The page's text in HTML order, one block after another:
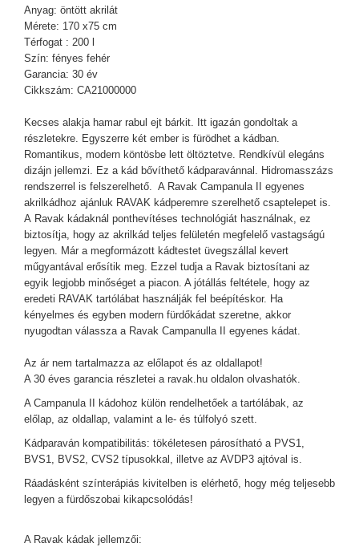
Anyag: öntött akrilát
Mérete: 170 x75 cm
Térfogat : 200 l
Szín: fényes fehér
Garancia: 30 év
Cikkszám: CA21000000
Kecses alakja hamar rabul ejt bárkit. Itt igazán gondoltak a
részletekre. Egyszerre két ember is fürödhet a kádban.
Romantikus, modern köntösbe lett öltöztetve. Rendkívül elegáns
dizájn jellemzi. Ez a kád bővíthető kádparavánnal. Hidromasszázs
rendszerrel is felszerelhető. A Ravak Campanula II egyenes
akrilkádhoz ajánluk RAVAK kádperemre szerelhető csaptelepet is.
A Ravak kádaknál ponthevítéses technológiát használnak, ez
biztosítja, hogy az akrilkád teljes felületén megfelelő vastagságú
legyen. Már a megformázott kádtestet üvegszállal kevert
műgyantával erősítik meg. Ezzel tudja a Ravak biztosítani az
egyik legjobb minőséget a piacon. A jótállás feltétele, hogy az
eredeti RAVAK tartólábat használják fel beépítéskor. Ha
kényelmes és egyben modern fürdőkádat szeretne, akkor
nyugodtan válassza a Ravak Campanulla II egyenes kádat.
Az ár nem tartalmazza az előlapot és az oldallapot!
A 30 éves garancia részletei a ravak.hu oldalon olvashatók.
A Campanula II kádohoz külön rendelhetőek a tartólábak, az
előlap, az oldallap, valamint a le- és túlfolyó szett.
Kádparaván kompatibilitás: tökéletesen párosítható a PVS1,
BVS1, BVS2, CVS2 típusokkal, illetve az AVDP3 ajtóval is.
Ráadásként színterápiás kivitelben is elérhető, hogy még teljesebb
legyen a fürdőszobai kikapcsolódás!
A Ravak kádak jellemzői: